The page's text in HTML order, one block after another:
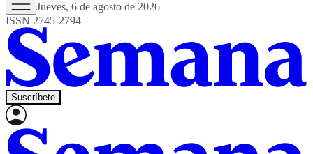
Jueves, 6 de agosto de 2026
ISSN 2745-2794
Suscríbete